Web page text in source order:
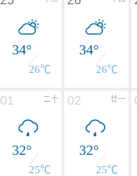
34°
26℃
34°
26℃
二十
01
32°
25℃
廿一
02
32°
25℃